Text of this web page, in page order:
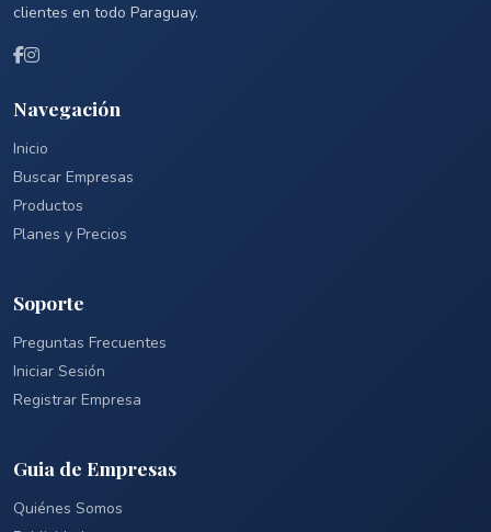
clientes en todo Paraguay.
Navegación
Inicio
Buscar Empresas
Productos
Planes y Precios
Soporte
Preguntas Frecuentes
Iniciar Sesión
Registrar Empresa
Guia de Empresas
Quiénes Somos